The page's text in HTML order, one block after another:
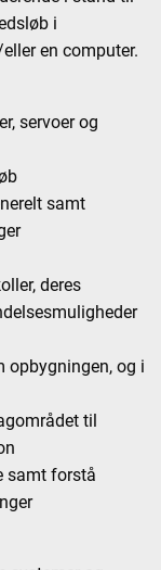
i
en computer.
servoer og
samt
deres
opbygningen, og i
til
samt forstå